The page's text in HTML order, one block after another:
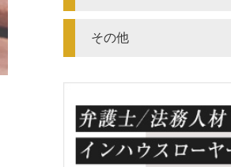
その他